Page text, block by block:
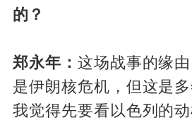
的？
郑永年： 这场战事的缘
是伊朗核危机，但这是多
我觉得先要看以色列的